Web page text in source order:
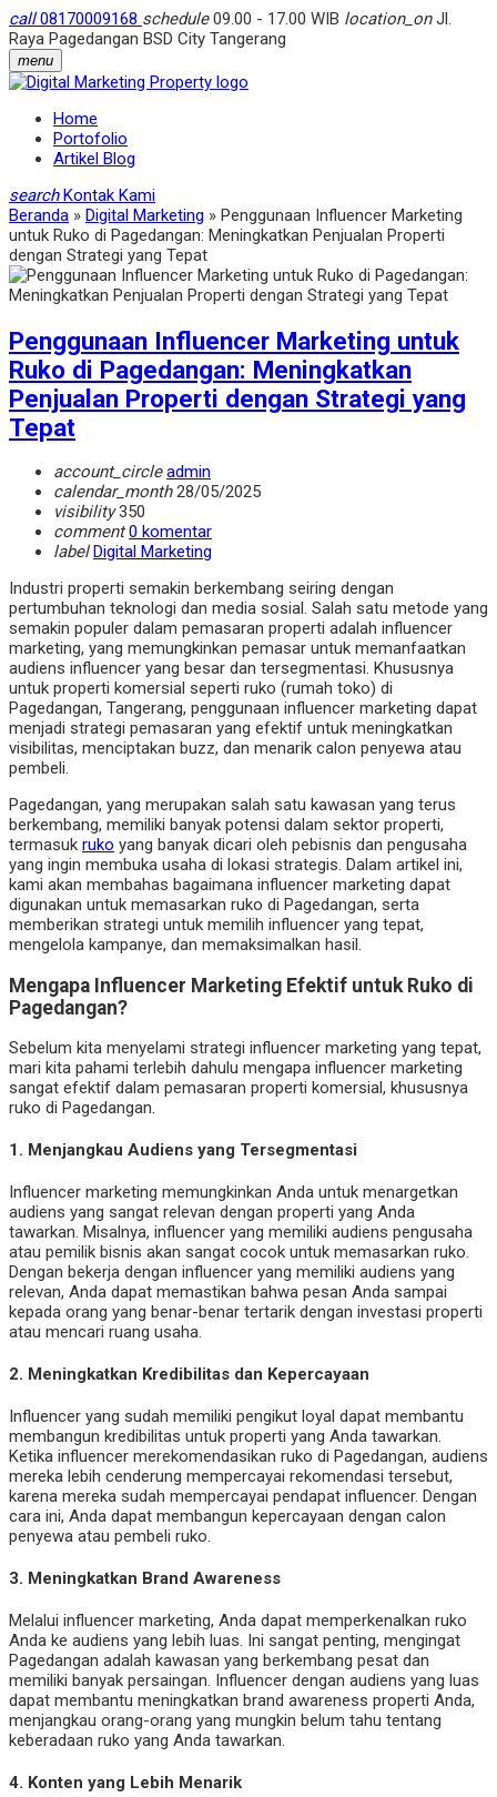
call08170009168 schedule09.00 - 17.00 WIB location_onJl.
Raya Pagedangan BSD City Tangerang
menu
Home
Portofolio
Artikel Blog
search Kontak Kami
Beranda » Digital Marketing » Penggunaan Influencer Marketing
untuk Ruko di Pagedangan: Meningkatkan Penjualan Properti
dengan Strategi yang Tepat
Penggunaan Influencer Marketing untuk
Ruko di Pagedangan: Meningkatkan
Penjualan Properti dengan Strategi yang
Tepat
account_circle admin
calendar_month28/05/2025
visibility350
comment 0 komentar
label Digital Marketing
Industri properti semakin berkembang seiring dengan
pertumbuhan teknologi dan media sosial. Salah satu metode yang
semakin populer dalam pemasaran properti adalah influencer
marketing, yang memungkinkan pemasar untuk memanfaatkan
audiens influencer yang besar dan tersegmentasi. Khususnya
untuk properti komersial seperti ruko (rumah toko) di
Pagedangan, Tangerang, penggunaan influencer marketing dapat
menjadi strategi pemasaran yang efektif untuk meningkatkan
visibilitas, menciptakan buzz, dan menarik calon penyewa atau
pembeli.
Pagedangan, yang merupakan salah satu kawasan yang terus
berkembang, memiliki banyak potensi dalam sektor properti,
termasuk ruko yang banyak dicari oleh pebisnis dan pengusaha
yang ingin membuka usaha di lokasi strategis. Dalam artikel ini,
kami akan membahas bagaimana influencer marketing dapat
digunakan untuk memasarkan ruko di Pagedangan, serta
memberikan strategi untuk memilih influencer yang tepat,
mengelola kampanye, dan memaksimalkan hasil.
Mengapa Influencer Marketing Efektif untuk Ruko di
Pagedangan?
Sebelum kita menyelami strategi influencer marketing yang tepat,
mari kita pahami terlebih dahulu mengapa influencer marketing
sangat efektif dalam pemasaran properti komersial, khususnya
ruko di Pagedangan.
1. Menjangkau Audiens yang Tersegmentasi
Influencer marketing memungkinkan Anda untuk menargetkan
audiens yang sangat relevan dengan properti yang Anda
tawarkan. Misalnya, influencer yang memiliki audiens pengusaha
atau pemilik bisnis akan sangat cocok untuk memasarkan ruko.
Dengan bekerja dengan influencer yang memiliki audiens yang
relevan, Anda dapat memastikan bahwa pesan Anda sampai
kepada orang yang benar-benar tertarik dengan investasi properti
atau mencari ruang usaha.
2. Meningkatkan Kredibilitas dan Kepercayaan
Influencer yang sudah memiliki pengikut loyal dapat membantu
membangun kredibilitas untuk properti yang Anda tawarkan.
Ketika influencer merekomendasikan ruko di Pagedangan, audiens
mereka lebih cenderung mempercayai rekomendasi tersebut,
karena mereka sudah mempercayai pendapat influencer. Dengan
cara ini, Anda dapat membangun kepercayaan dengan calon
penyewa atau pembeli ruko.
3. Meningkatkan Brand Awareness
Melalui influencer marketing, Anda dapat memperkenalkan ruko
Anda ke audiens yang lebih luas. Ini sangat penting, mengingat
Pagedangan adalah kawasan yang berkembang pesat dan
memiliki banyak persaingan. Influencer dengan audiens yang luas
dapat membantu meningkatkan brand awareness properti Anda,
menjangkau orang-orang yang mungkin belum tahu tentang
keberadaan ruko yang Anda tawarkan.
4. Konten yang Lebih Menarik